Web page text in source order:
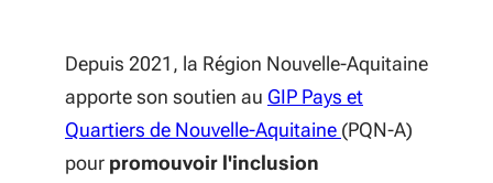
Depuis 2021, la Région Nouvelle-Aquitaine
apporte son soutien au GIP Pays et
Quartiers de Nouvelle-Aquitaine (S'ouvre dans
(PQN-A)
pour promouvoir l'inclusion